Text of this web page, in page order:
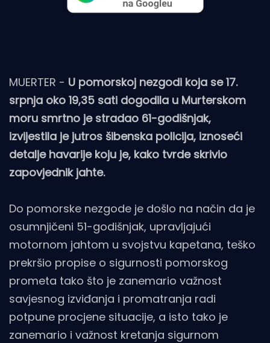
MUERTER - U pomorskoj nezgodi koja se 17.
srpnja oko 19,35 sati dogodila u Murterskom
moru smrtno je stradao 61-godišnjak,
izvijestila je jutros šibenska policija, iznoseći
detalje havarije koju je, kako tvrde skrivio
zapovjednik jahte.
Do pomorske nezgode je došlo na način da je
osumnjičeni 51-godišnjak, upravljajući
motornom jahtom u svojstvu kapetana, teško
prekršio propise o sigurnosti pomorskog
prometa tako što je zanemario važnost
savjesnog izviđanja i promatranja radi
potpune procjene situacije, a isto tako je
zanemario i važnost kretanja sigurnom